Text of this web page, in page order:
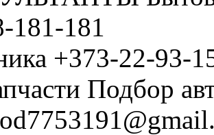
181-181
+373-22-93-
Подбор